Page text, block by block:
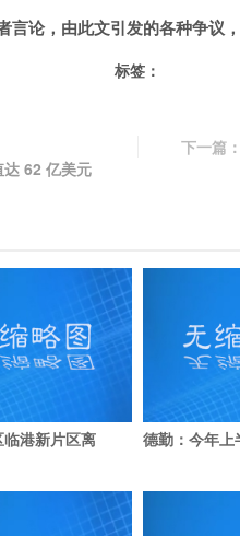
言论，由此文引发的各种争议
标签：
62 亿美元
下一篇：
港新片区离 德勤：今年